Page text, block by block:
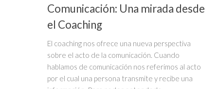
Comunicación: Una mirada desde
el Coaching
El coaching nos ofrece una nueva perspectiva
sobre el acto de la comunicación. Cuando
hablamos de comunicación nos referimos al acto
por el cual una persona transmite y recibe una